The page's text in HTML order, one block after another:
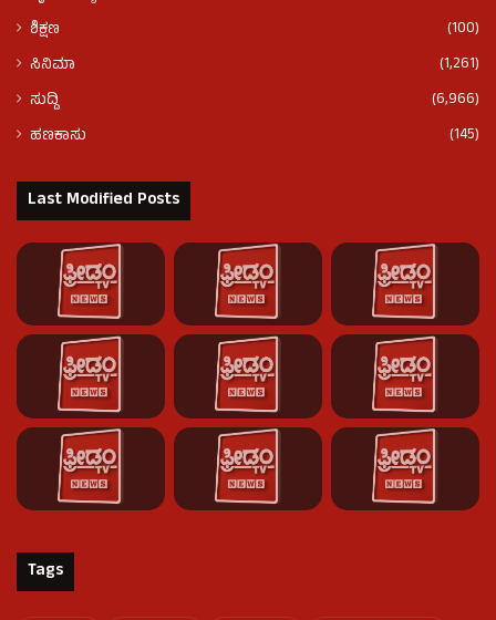
ಶಿಕ್ಷಣ
(100)
ಸಿನಿಮಾ
(1,261)
ಸುದ್ದಿ
(6,966)
ಹಣಕಾಸು
(145)
Last Modified Posts
Tags